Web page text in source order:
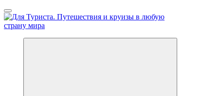
Перейти
к
содержанию
Новости туризма, куда поехать на отдых, где провести